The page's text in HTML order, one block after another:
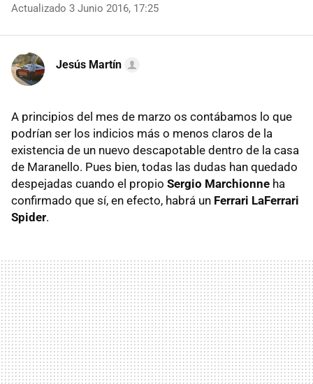
Actualizado 3 Junio 2016, 17:25
Jesús Martín
A principios del mes de marzo os contábamos lo que
podrían ser los indicios más o menos claros de la
existencia de un nuevo descapotable dentro de la casa
de Maranello. Pues bien, todas las dudas han quedado
despejadas cuando el propio Sergio Marchionne ha
confirmado que sí, en efecto, habrá un Ferrari LaFerrari
Spider.